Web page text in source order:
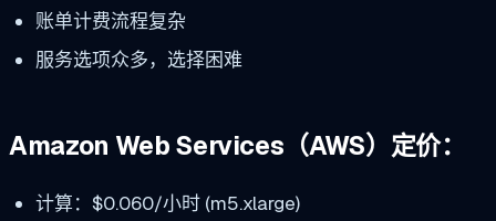
账单计费流程复杂
服务选项众多，选择困难
Amazon Web Services（AWS）定价：
计算：$0.060/小时 (m5.xlarge)